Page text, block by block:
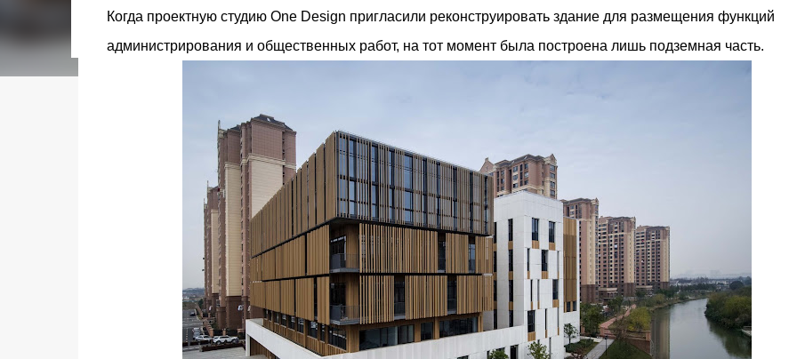
городском конкурсе 2021 года и получением престижной награды «Серебряная пирамида глобального
качества» от Федерации застройщиков Окситании в 2024 году. Концепция «Jardins Secrets» — это
современный средиземноморский манифест. Архитекторы стремились объединить память о военном
Когда проектную студию One Design пригласили реконструировать здание для размещения функций
администрирования и общественных работ, на тот момент была построена лишь подземная часть.